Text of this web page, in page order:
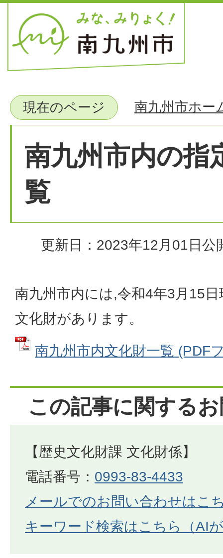
現在のページ 南九州市ホー
南九州市内の指
覧
更新日：2023年12月01日 公
南九州市内には,令和4年3月15
文化財があります。
南九州市内文化財一覧 (PDF
この記事に関する
【歴史文化財課 文化財係】
電話番号： 0993-83-4433
メールでのお問い合わせはこ
キーワード検索はこちら（AI